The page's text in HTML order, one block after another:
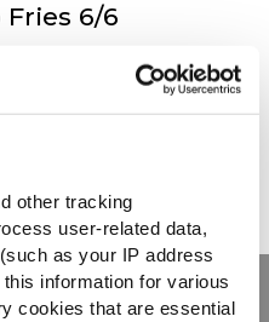
other tracking
user-related data,
as your IP address
information for various
cookies that are essential
6/6
Crinkle